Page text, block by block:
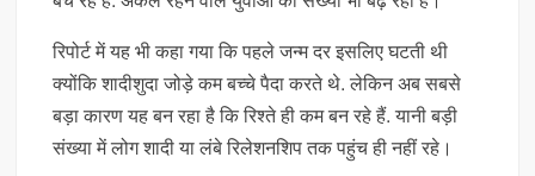
रिपोर्ट में यह भी कहा गया कि पहले जन्म दर इसलिए घटती थी
क्योंकि शादीशुदा जोड़े कम बच्चे पैदा करते थे. लेकिन अब सबसे
बड़ा कारण यह बन रहा है कि रिश्ते ही कम बन रहे हैं. यानी बड़ी
संख्या में लोग शादी या लंबे रिलेशनशिप तक पहुंच ही नहीं रहे।